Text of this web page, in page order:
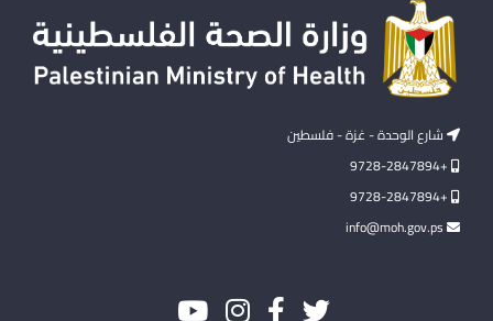
شارع الوحدة - غزة - فلسطين
+9728-2847894
+9728-2847894